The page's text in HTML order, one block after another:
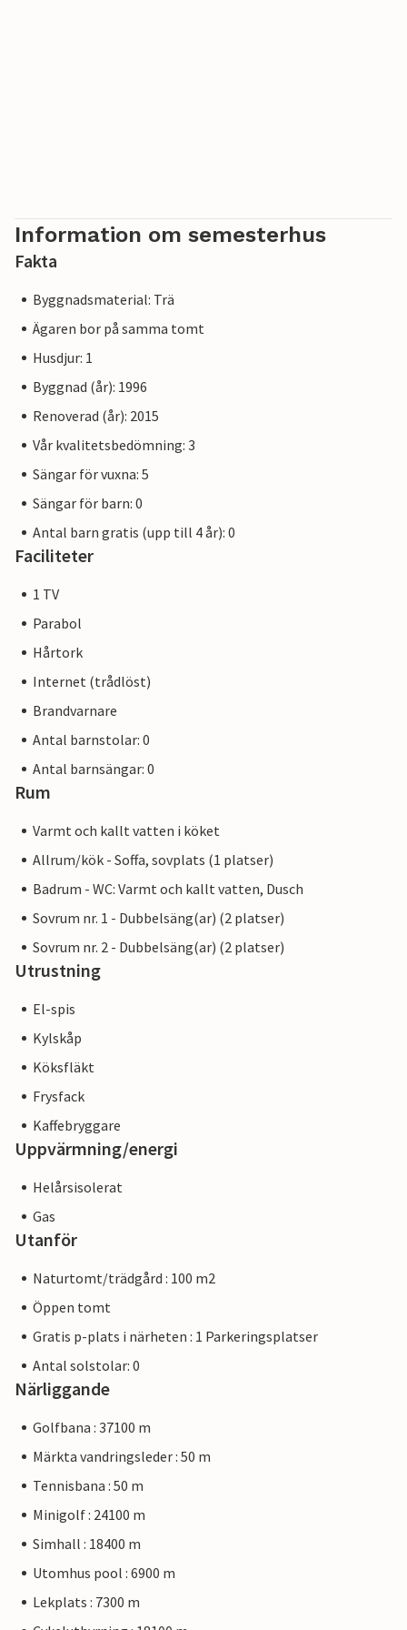
Information om semesterhus
Fakta
Byggnadsmaterial: Trä
Ägaren bor på samma tomt
Husdjur: 1
Byggnad (år): 1996
Renoverad (år): 2015
Vår kvalitetsbedömning: 3
Sängar för vuxna: 5
Sängar för barn: 0
Antal barn gratis (upp till 4 år): 0
Faciliteter
1 TV
Parabol
Hårtork
Internet (trådlöst)
Brandvarnare
Antal barnstolar: 0
Antal barnsängar: 0
Rum
Varmt och kallt vatten i köket
Allrum/kök - Soffa, sovplats (1 platser)
Badrum - WC: Varmt och kallt vatten, Dusch
Sovrum nr. 1 - Dubbelsäng(ar) (2 platser)
Sovrum nr. 2 - Dubbelsäng(ar) (2 platser)
Utrustning
El-spis
Kylskåp
Köksfläkt
Frysfack
Kaffebryggare
Uppvärmning/energi
Helårsisolerat
Gas
Utanför
Naturtomt/trädgård : 100 m2
Öppen tomt
Gratis p-plats i närheten : 1 Parkeringsplatser
Antal solstolar: 0
Närliggande
Golfbana : 37100 m
Märkta vandringsleder : 50 m
Tennisbana : 50 m
Minigolf : 24100 m
Simhall : 18400 m
Utomhus pool : 6900 m
Lekplats : 7300 m